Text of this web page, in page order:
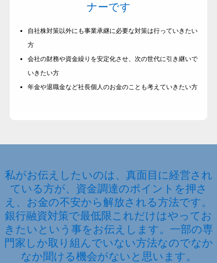
ナーです
自社株対策以外にも事業承継に必要な対策は行っていきたい
方
会社の財務や資金繰りを安定化させ、次の世代に引き継いで
いきたい方
年金や退職金など社長個人のお金のことも考えていきたい方
私がお伝えしたいのは、真面目に経営され
ている方が、資金調達のポイントを押さ
え、お金の不安から解放される方法です。
銀行融資対策で最低限これだけはやってお
きたいという事をお伝えします。一部の専
門家しか取り組んでいない方法なのでなか
なか聞ける機会がないと思います。